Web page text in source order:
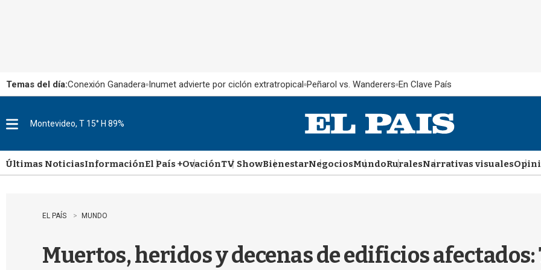
Temas del día:Conexión Ganadera Inumet advierte por ciclón extratropical Peñarol vs. Wanderers En Clave País
u
Montevideo, T 15° H 89%
Últimas NoticiasInformaciónEl País +OvaciónTV ShowBienestarNegociosMundoRuralesNarrativas visuales
EL PAÍS MUNDO
Muertos, heridos y decenas de edificios